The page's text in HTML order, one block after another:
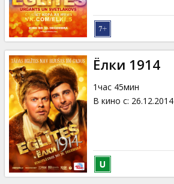
Ёлки 1914
1час 45мин
В кино с: 26.12.2014